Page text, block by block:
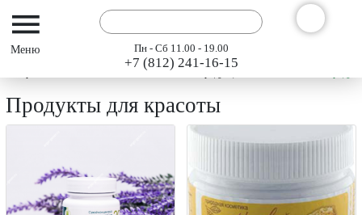
Пн - Сб 11.00 - 19.00
+7 (812) 241-16-15
Каталог продукции "АРГО" 2024
Продукты для красоты